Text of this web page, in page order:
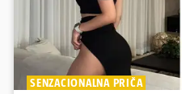
SENZACIONALNA PRIČA